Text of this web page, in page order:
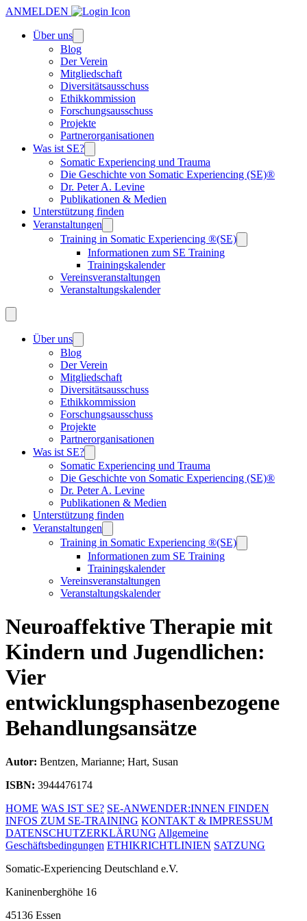
ANMELDEN
Über uns
Blog
Der Verein
Mitgliedschaft
Diversitätsausschuss
Ethikkommission
Forschungsausschuss
Projekte
Partnerorganisationen
Was ist SE?
Somatic Experiencing und Trauma
Die Geschichte von Somatic Experiencing (SE)®
Dr. Peter A. Levine
Publikationen & Medien
Unterstützung finden
Veranstaltungen
Training in Somatic Experiencing ®(SE)
Informationen zum SE Training
Trainingskalender
Vereinsveranstaltungen
Veranstaltungskalender
Über uns
Blog
Der Verein
Mitgliedschaft
Diversitätsausschuss
Ethikkommission
Forschungsausschuss
Projekte
Partnerorganisationen
Was ist SE?
Somatic Experiencing und Trauma
Die Geschichte von Somatic Experiencing (SE)®
Dr. Peter A. Levine
Publikationen & Medien
Unterstützung finden
Veranstaltungen
Training in Somatic Experiencing ®(SE)
Informationen zum SE Training
Trainingskalender
Vereinsveranstaltungen
Veranstaltungskalender
Neuroaffektive Therapie mit
Kindern und Jugendlichen:
Vier
entwicklungsphasenbezogene
Behandlungsansätze
Autor: Bentzen, Marianne; Hart, Susan
ISBN: 3944476174
HOME WAS IST SE? SE-ANWENDER:INNEN FINDEN
INFOS ZUM SE-TRAINING KONTAKT & IMPRESSUM
DATENSCHUTZERKLÄRUNG Allgemeine
Geschäftsbedingungen ETHIKRICHTLINIEN SATZUNG
Somatic-Experiencing Deutschland e.V.
Kaninenberghöhe 16
45136 Essen